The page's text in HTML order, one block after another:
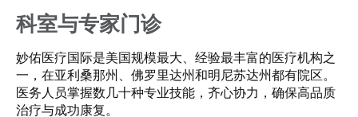
科室与专家门诊
妙佑医疗国际是美国规模最大、经验最丰富的医疗机构之
一，在亚利桑那州、佛罗里达州和明尼苏达州都有院区。
医务人员掌握数几十种专业技能，齐心协力，确保高品质
治疗与成功康复。